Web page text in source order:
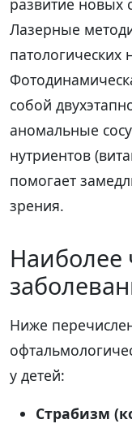
развитие новых
Лазерные
патологических
собой
аномальные
нутриентов
помогает
зрения.
Наиболее
Ниже
у детей:
Страбизм